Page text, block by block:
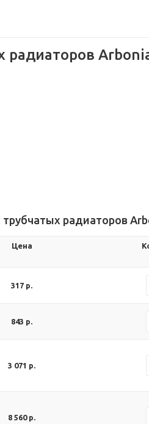
радиаторов
радиаторов
Цена
317 р.
843 р.
3 071 р.
8 560 р.